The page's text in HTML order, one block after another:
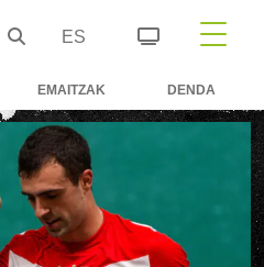
ES
EMAITZAK DENDA